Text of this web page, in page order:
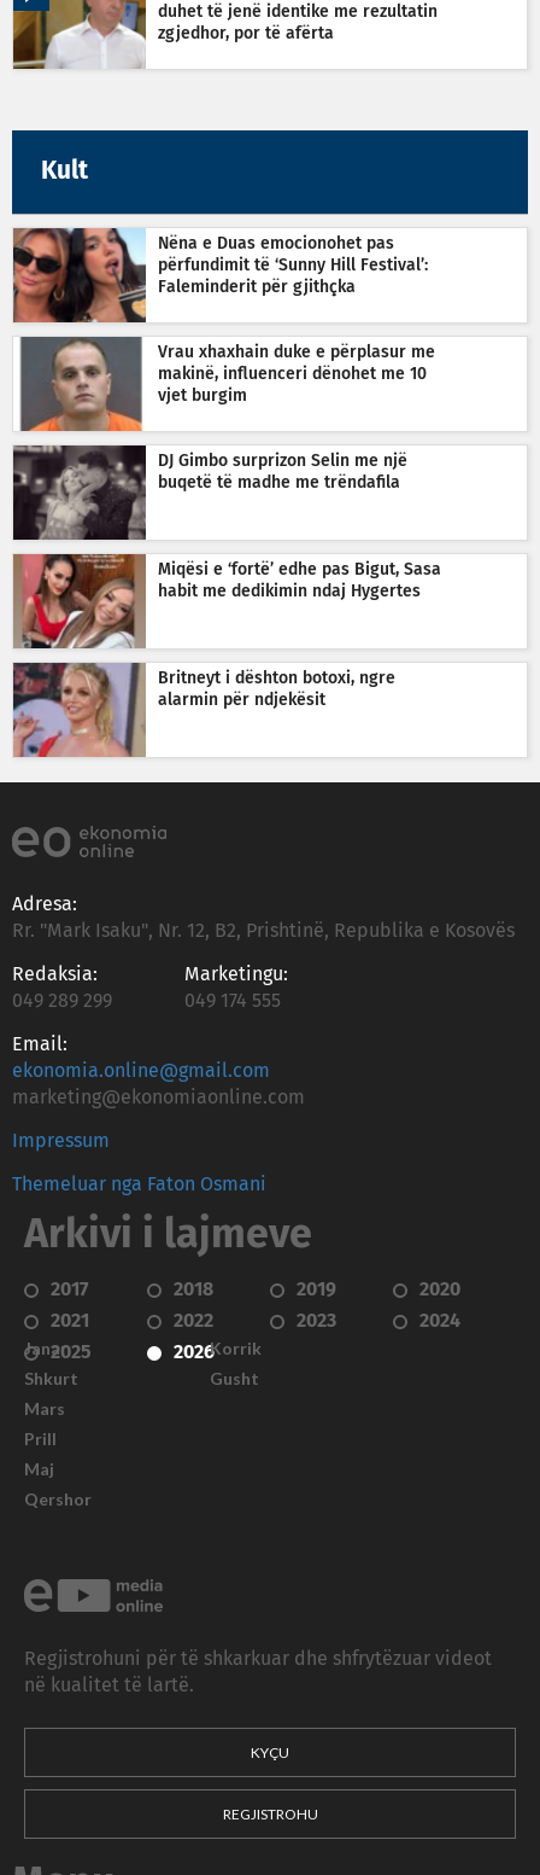
duhet të jenë identike me rezultatin
zgjedhor, por të afërta
Kult
Nëna e Duas emocionohet pas
përfundimit të ‘Sunny Hill Festival’:
Faleminderit për gjithçka
Vrau xhaxhain duke e përplasur me
makinë, influenceri dënohet me 10
vjet burgim
DJ Gimbo surprizon Selin me një
buqetë të madhe me trëndafila
Miqësi e ‘fortë’ edhe pas Bigut, Sasa
habit me dedikimin ndaj Hygertes
Britneyt i dështon botoxi, ngre
alarmin për ndjekësit
Adresa:
Rr. "Mark Isaku", Nr. 12, B2, Prishtinë, Republika e Kosovës
Redaksia:
049 289 299
Marketingu:
049 174 555
Email:
ekonomia.online@gmail.com
marketing@ekonomiaonline.com
Impressum
Themeluar nga Faton Osmani
Arkivi i lajmeve
2017 2018 2019
2020
2021
2022 2023
2024
2025
2026
Janar
Shkurt
Mars
Prill
Maj
Qershor
Korrik
Gusht
Regjistrohuni për të shkarkuar dhe shfrytëzuar videot
në kualitet të lartë.
KYÇU
REGJISTROHU